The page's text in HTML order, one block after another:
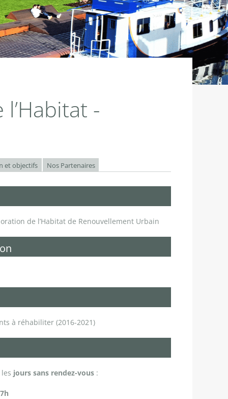
-
et objectifs Nos Partenaires
de l’Habitat de Renouvellement Urbain
à réhabiliter (2016-2021)
jours sans rendez-vous :